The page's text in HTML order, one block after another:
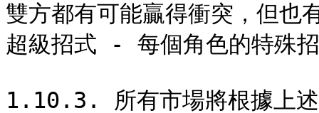
雙方都有可能贏得衝突，但也
超級招式 - 每個角色的特殊